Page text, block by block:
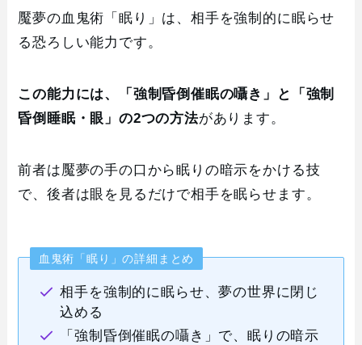
魘夢の血鬼術「眠り」は、相手を強制的に眠らせ
る恐ろしい能力です。
この能力には、「強制昏倒催眠の囁き」と「強制
昏倒睡眠・眼」の2つの方法があります。
前者は魘夢の手の口から眠りの暗示をかける技
で、後者は眼を見るだけで相手を眠らせます。
血鬼術「眠り」の詳細まとめ
相手を強制的に眠らせ、夢の世界に閉じ
込める
「強制昏倒催眠の囁き」で、眠りの暗示